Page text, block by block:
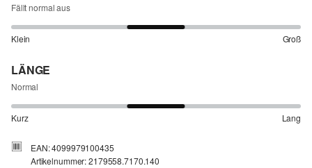
Fällt normal aus
Klein Groß
LÄNGE
Normal
Kurz Lang
EAN: 4099979100435
Artikelnummer: 2179558.7170.140